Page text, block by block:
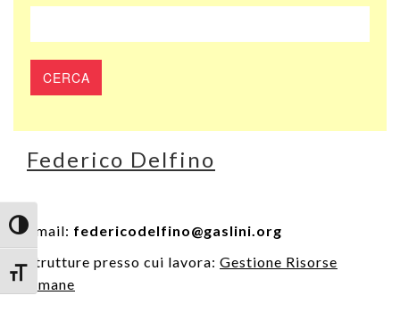
Attiva/disattiva alto contrasto
Attiva/disattiva dimensione testo
Federico Delfino
Email: federicodelfino@gaslini.org
Strutture presso cui lavora: Gestione Risorse
Umane